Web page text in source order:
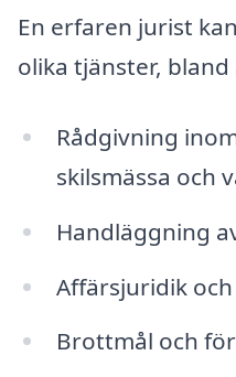
En erfaren jurist
olika tjänster, bland
Rådgivning
skilsmässa och
Handläggning
Affärsjuridik
Brottmål och